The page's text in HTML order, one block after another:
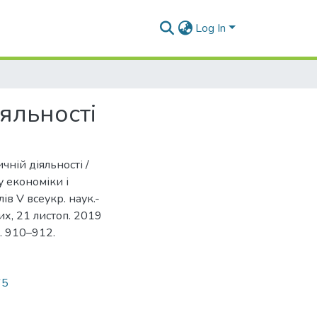
Log In
діяльності /
і
V всеукр. наук.-
21 листоп. 2019
910–912.